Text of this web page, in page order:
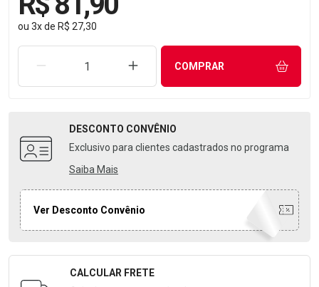
ou 3xde R$ 27,30
REMOVER UMA UNIDADEAUMENTAR UMA UNIDADE
COMPRAR
DESCONTO CONVÊNIO
Exclusivo para clientes cadastrados no programa
Saiba Mais
Ver Desconto Convênio
Formulário para Calcular o Frete
CALCULAR FRETE